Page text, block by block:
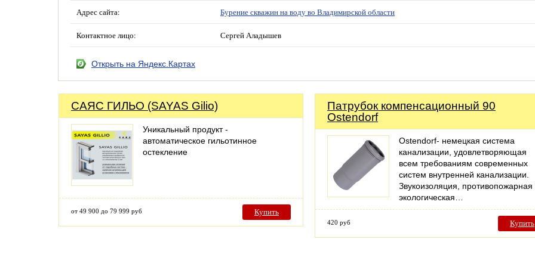
Адрес сайта: Бурение скважин на воду во Владимирской области
Контактное лицо: Сергей Аладышев
Открыть на Яндекс.Картах
САЯС ГИЛЬО (SAYAS Gilio)
Уникальный продукт -
автоматическое гильотинное
остекление
от 49 900 до 79 999 руб Купить
Патрубок компенсационный 90
Ostendorf
Ostendorf- немецкая система
канализации, удовлетворяющая
всем требованиям современных
систем внутренней канализации.
Звукоизоляция, противопожарная
экологическая…
420 руб Купить